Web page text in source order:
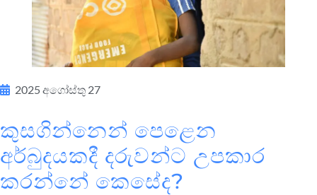
2025 අගෝස්තු 27
කුසගින්නෙන් පෙළෙන
අර්බුදයකදී දරුවන්ට උපකාර
කරන්නේ කෙසේද?